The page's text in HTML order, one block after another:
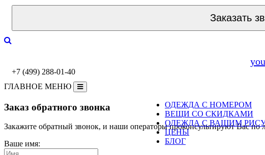
Заказать
+7 (499) 288-01-40
ГЛАВНОЕ МЕНЮ
ОДЕЖДА С НОМЕРОМ
ВЕЩИ СО СКИДКАМИ
ОДЕЖДА С ВАШИМ
ЦЕНЫ
БЛОГ
Заказ обратного звонка
Закажите обратный звонок, и наши операторы проконсультируют Вас по
Ваше имя: